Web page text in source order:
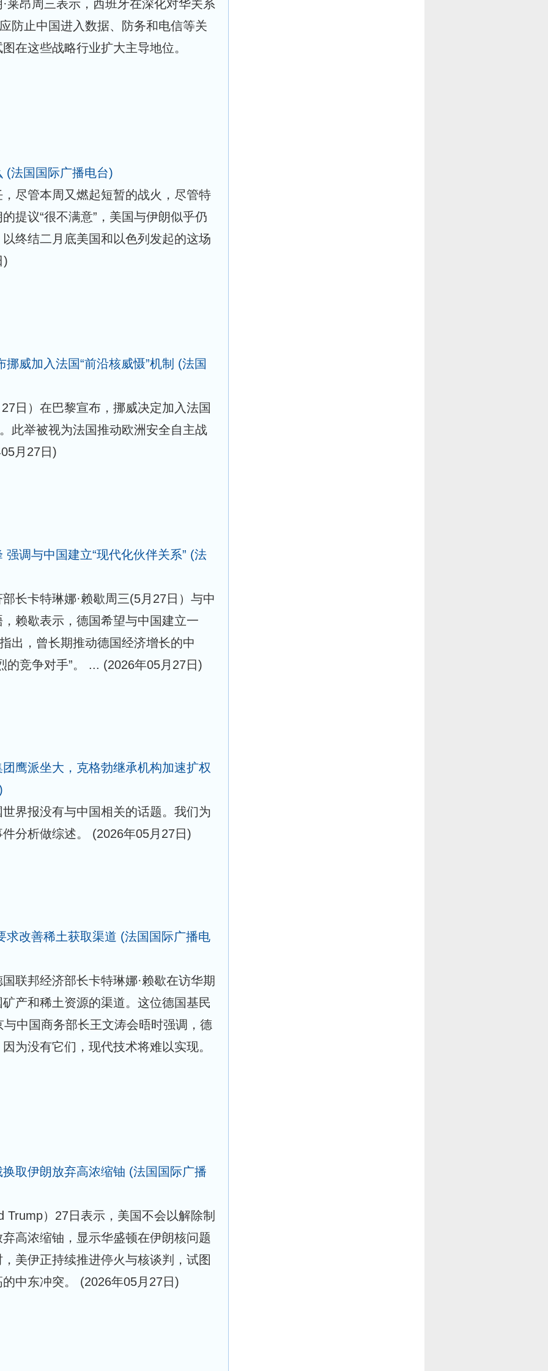
莱昂周三表示，西班牙在深化对华关系
防止中国进入数据、防务和电信等关
在这些战略行业扩大主导地位。
(法国国际广播电台)
尽管本周又燃起短暂的战火，尽管特
提议“很不满意”，美国与伊朗似乎仍
终结二月底美国和以色列发起的这场
)
威加入法国“前沿核威慑”机制 (法国
日）在巴黎宣布，挪威决定加入法国
此举被视为法国推动欧洲安全自主战
月27日)
调与中国建立“现代化伙伴关系” (法
长卡特琳娜·赖歇周三(5月27日）与中
赖歇表示，德国希望与中国建立一
出，曾长期推动德国经济增长的中
的竞争对手”。 ... (2026年05月27日)
鹰派坐大，克格勃继承机构加速扩权
界报没有与中国相关的话题。我们为
分析做综述。 (2026年05月27日)
求改善稀土获取渠道 (法国国际广播电
联邦经济部长卡特琳娜·赖歇在访华期
产和稀土资源的渠道。这位德国基民
中国商务部长王文涛会晤时强调，德
为没有它们，现代技术将难以实现。
取伊朗放弃高浓缩铀 (法国国际广播
Trump）27日表示，美国不会以解除制
高浓缩铀，显示华盛顿在伊朗核问题
美伊正持续推进停火与核谈判，试图
中东冲突。 (2026年05月27日)